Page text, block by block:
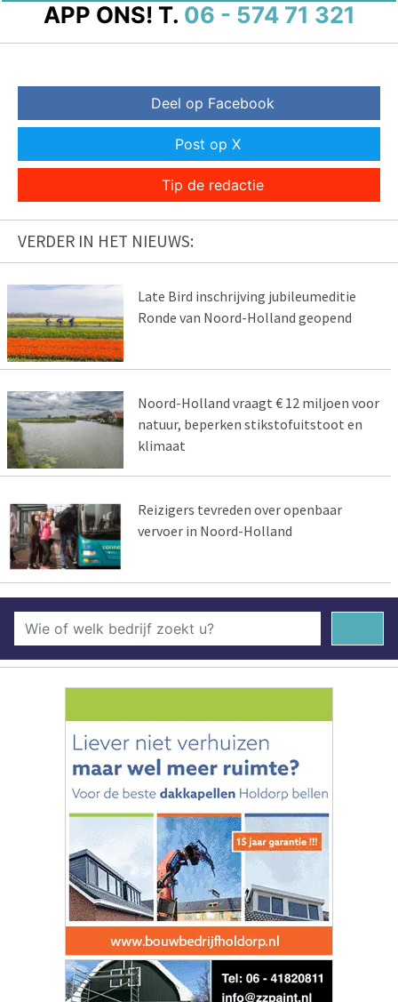
APP ONS! T. 06 - 574 71 321
Deel op Facebook
Post op X
Tip de redactie
VERDER IN HET NIEUWS:
Late Bird inschrijving jubileumeditie
Ronde van Noord-Holland geopend
Noord-Holland vraagt € 12 miljoen voor
natuur, beperken stikstofuitstoot en
klimaat
Reizigers tevreden over openbaar
vervoer in Noord-Holland